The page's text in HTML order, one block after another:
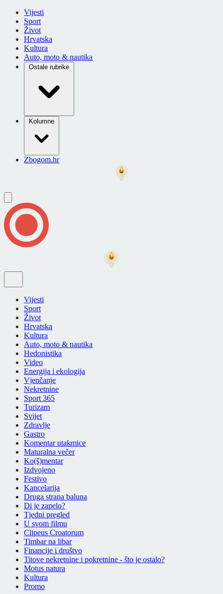
Vijesti
Sport
Život
Hrvatska
Kultura
Auto, moto & nautika
Ostale rubrike
Kolumne
Zbogom.hr
Vijesti
Sport
Život
Hrvatska
Kultura
Auto, moto & nautika
Hedonistika
Video
Energija i ekologija
Vjenčanje
Nekretnine
Sport 365
Turizam
Svijet
Zdravlje
Gastro
Komentar utakmice
Maturalna večer
Ko(š)mentar
Izdvojeno
Festivo
Kancelarija
Druga strana baluna
Di je zapelo?
Tjedni pregled
U svom filmu
Clipeus Croatorum
Timbar na libar
Financije i društvo
Titove nekretnine i pokretnine - što je ostalo?
Motus natura
Kultura
Promo